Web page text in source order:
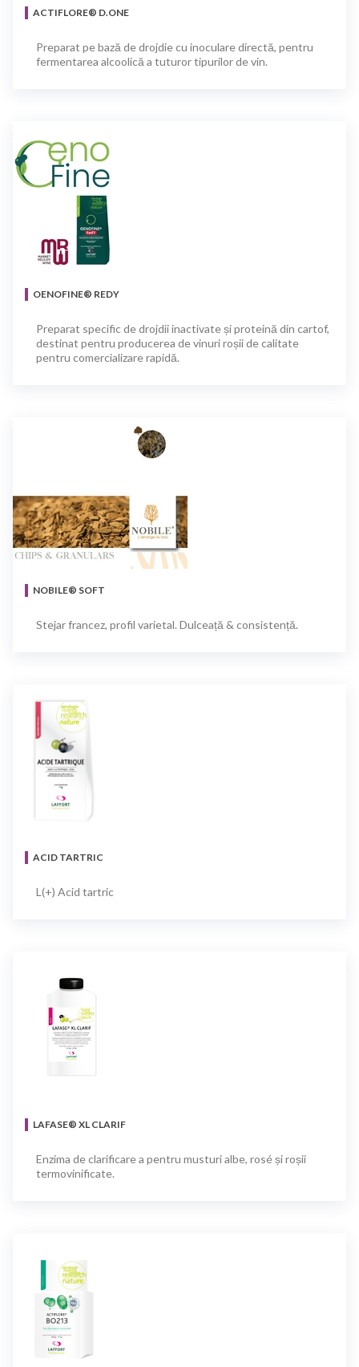
ACTIFLORE® D.ONE
Preparat pe bază de drojdie cu inoculare directă, pentru
fermentarea alcoolică a tuturor tipurilor de vin.
OENOFINE® REDY
Preparat specific de drojdii inactivate și proteină din cartof,
destinat pentru producerea de vinuri roșii de calitate
pentru comercializare rapidă.
NOBILE® SOFT
Stejar francez, profil varietal. Dulceață & consistență.
ACID TARTRIC
L(+) Acid tartric
LAFASE® XL CLARIF
Enzima de clarificare a pentru musturi albe, rosé și roșii
termovinificate.